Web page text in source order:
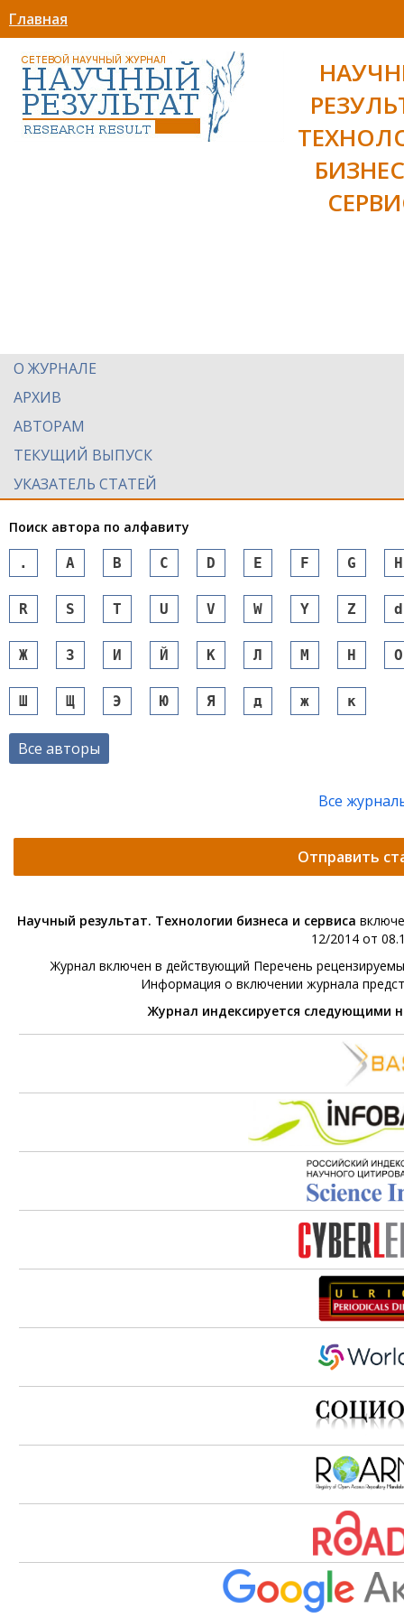
Главная
О ЖУРНАЛЕ
АРХИВ
АВТОРАМ
ТЕКУЩИЙ ВЫПУСК
УКАЗАТЕЛЬ СТАТЕЙ
Поиск автора по алфавиту
. A B C D E F G H
R S T U V W Y Z d
Ж З И Й К Л М Н О
Ш Щ Э Ю Я д ж к
Все авторы
Все
Отправить
Научный результат. Технологии бизнеса и сервиса
12/2014 от
Журнал включен в действующий Перечень
Информация о включении журнала
Журнал индексируется следующими